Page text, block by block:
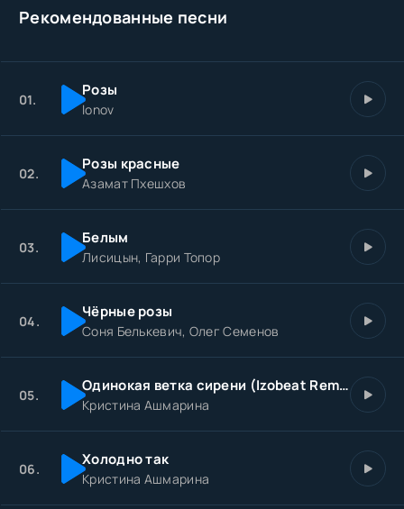
Розы на снегу розы на снегу,
Сердце от обмана розы на снегу,
Тихо замерзают больше не смогу,
Быть с тобой, я знаю розы на снегу,
Сердце от обмана !
Рекомендованные песни
01. Розы
lonov
02. Розы красные
Азамат Пхешхов
03. Белым
Лисицын, Гарри Топор
04. Чёрные розы
Соня Белькевич, Олег Семенов
05. Одинокая ветка сирени (Izobeat Remix)
Кристина Ашмарина
06. Холодно так
Кристина Ашмарина